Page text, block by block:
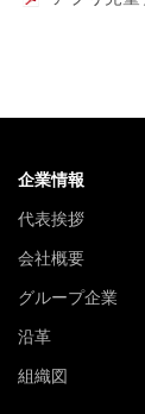
企業情報
代表挨拶
会社概要
グループ企業
沿革
組織図